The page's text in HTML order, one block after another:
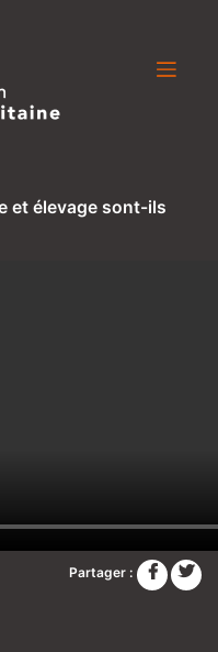
et élevage sont-ils
Partager :